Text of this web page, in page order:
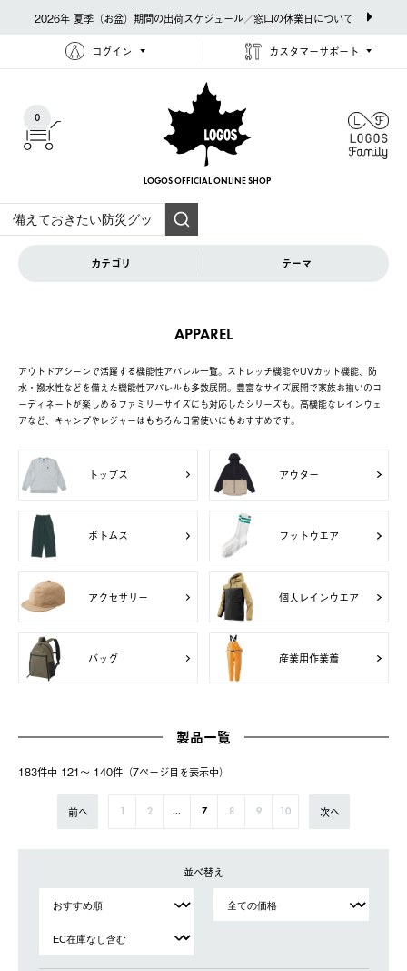
2026年 夏季（お盆）期間の出荷スケジュール／窓口の休業日について
ログイン カスタマーサポート
0
LOGOS OFFICIAL ONLINE SHOP
カテゴリ テーマ
APPAREL
アウトドアシーンで活躍する機能性アパレル一覧。ストレッチ機能やUVカット機能、防
水・撥水性などを備えた機能性アパレルも多数展開。豊富なサイズ展開で家族お揃いのコ
ーディネートが楽しめるファミリーサイズにも対応したシリーズも。高機能なレインウェ
アなど、キャンプやレジャーはもちろん日常使いにもおすすめです。
トップス アウター
ボトムス フットウエア
アクセサリー 個人レインウエア
バッグ 産業用作業着
製品一覧
183件中 121〜 140件（7ページ⽬を表⽰中）
前へ 2 ... 7 8 9 10 次へ
並べ替え